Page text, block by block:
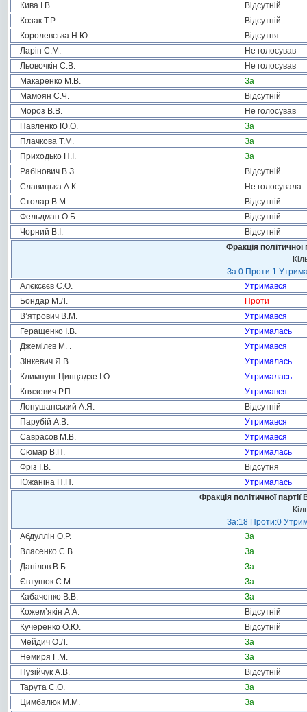
Кива І.В.
Відсутній
Козак Т.Р.
Відсутній
Королевська Н.Ю.
Відсутня
Ларін С.М.
Не голосував
Льовочкін С.В.
Не голосував
Макаренко М.В.
За
Мамоян С.Ч.
Відсутній
Мороз В.В.
Не голосував
Павленко Ю.О.
За
Плачкова Т.М.
За
Приходько Н.І.
За
Рабінович В.З.
Відсутній
Славицька А.К.
Не голосувала
Столар В.М.
Відсутній
Фельдман О.Б.
Відсутній
Чорний В.І.
Відсутній
Фракція
За:0 Проти:1
Алєксєєв С.О.
Утримався
Бондар М.Л.
Проти
В’ятрович В.М.
Утримався
Геращенко І.В.
Утрималась
Джемілєв М. .
Утримався
Зінкевич Я.В.
Утрималась
Климпуш-Цинцадзе І.О.
Утрималась
Князевич Р.П.
Утримався
Лопушанський А.Я.
Відсутній
Парубій А.В.
Утримався
Саврасов М.В.
Утримався
Сюмар В.П.
Утрималась
Фріз І.В.
Відсутня
Южаніна Н.П.
Утрималась
Фракція політичної
За:18 Проти:0
Абдуллін О.Р.
За
Власенко С.В.
За
Данілов В.Б.
За
Євтушок С.М.
За
Кабаченко В.В.
За
Кожем’якін А.А.
Відсутній
Кучеренко О.Ю.
Відсутній
Мейдич О.Л.
За
Немиря Г.М.
За
Пузійчук А.В.
Відсутній
Тарута С.О.
За
Цимбалюк М.М.
За